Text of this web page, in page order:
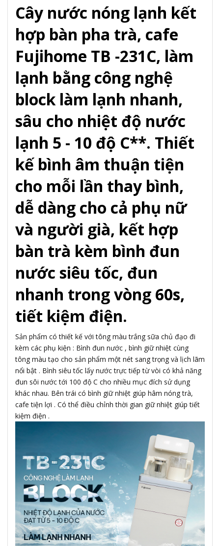
Cây nước nóng lạnh kết
hợp bàn pha trà, cafe
Fujihome TB -231C, làm
lạnh bằng công nghệ
block làm lạnh nhanh,
sâu cho nhiệt độ nước
lạnh 5 - 10 độ C**. Thiết
kế bình âm thuận tiện
cho mỗi lần thay bình,
dễ dàng cho cả phụ nữ
và người già, kết hợp
bàn trà kèm bình đun
nước siêu tốc, đun
nhanh trong vòng 60s,
tiết kiệm điện.
Sản phẩm có thiết kế với tông màu trắng sữa chủ đạo đi
kèm các phụ kiện : Bình đun nước , bình giữ nhiệt cùng
tông màu tạo cho sản phẩm một nét sang trọng và lịch lãm
nổi bật . Bình siêu tốc lấy nước trực tiếp từ vòi có khả năng
đun sôi nước tới 100 độ C cho nhiều mục đích sử dụng
khác nhau. Bên trái có bình giữ nhiệt giúp hâm nóng trà,
cafe tiện lợi . Có thể điều chỉnh thời gian giữ nhiệt giúp tiết
kiệm điện .